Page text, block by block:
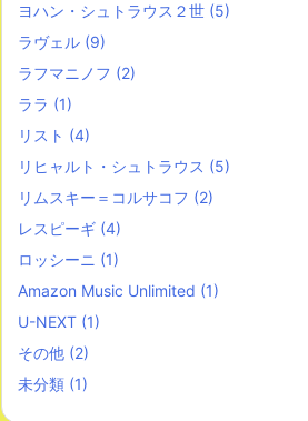
ヨハン・シュトラウス２世 (5)
ラヴェル (9)
ラフマニノフ (2)
ララ (1)
リスト (4)
リヒャルト・シュトラウス (5)
リムスキー＝コルサコフ (2)
レスピーギ (4)
ロッシーニ (1)
Amazon Music Unlimited (1)
U-NEXT (1)
その他 (2)
未分類 (1)